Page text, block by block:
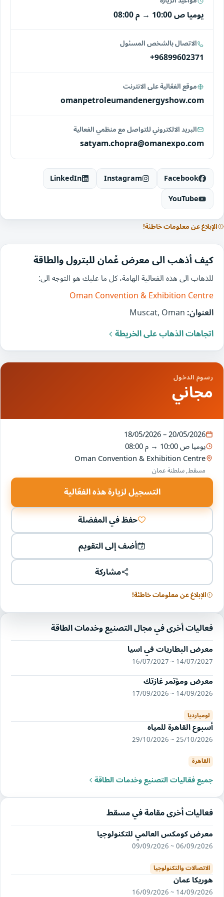
يوميا10:00 ص → 08:00 م
الاتصال بالشخص المسئول
+96899602371
موقع الفعّالية على الانترنت
omanpetroleumandenergyshow.com
البريد الالكتروني للتواصل مع منظمي الفعالية
satyam.chopra@omanexpo.com
Facebook
Instagram
LinkedIn
YouTube
الإبلاغ عن معلومات خاطئة!
كيف أذهب الى معرض عُمان للبترول والطاقة
للذهاب الى هذه الفعالية الهامة، كل ما عليك هو التوجه الى:
Oman Convention & Exhibition Centre
العنوان:
اتجاهات الذهاب على الخريطة
رسوم الدخول
مجاني
18/05/2026 – 20/05/2026
يوميا10:00 ص →08:00 م
Oman Convention & Exhibition Centre
مسقط, سلطنة عمان
التسجيل لزيارة هذه الفعّالية
حفظ في المفضلة
أضف إلى التقويم
مشاركة
الإبلاغ عن معلومات خاطئة!
فعاليات أخرى في مجال التصنيع وخدمات الطاقة
معرض البطاريات في اسيا
14/07/2027 ~ 16/07/2027
معرض ومؤتمر غازتك
14/09/2026 ~ 17/09/2026
لومبارديا
أسبوع القاهرة للمياه
25/10/2026 ~ 29/10/2026
القاهرة
جميع فعّاليات التصنيع وخدمات الطاقة
فعاليات أخرى مقامة في مسقط
معرض كومكس العالمي للتكنولوجيا
06/09/2026 ~ 09/09/2026
الاتصالات والتكنولوجيا
هوريكا عمان
14/09/2026 ~ 16/09/2026